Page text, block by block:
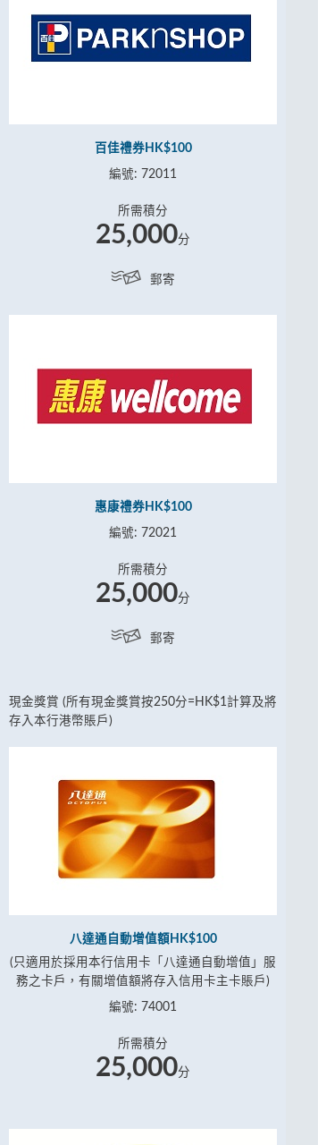
百佳禮券HK$100
編號: 72011
所需積分
25,000分
郵寄
惠康禮券HK$100
編號: 72021
所需積分
25,000分
郵寄
現金獎賞 (所有現金獎賞按250分=HK$1計算及將
存入本行港幣賬戶)
八達通自動增值額HK$100
(只適用於採用本行信用卡「八達通自動增值」服
務之卡戶，有關增值額將存入信用卡主卡賬戶)
編號: 74001
所需積分
25,000分